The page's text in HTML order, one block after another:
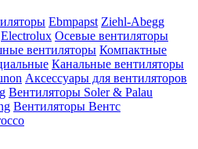
Ebmpapst Ziehl-Abegg
Electrolux Осевые вентиляторы
вентиляторы Компактные
Канальные вентиляторы
Аксессуары для вентиляторов
Вентиляторы Soler & Palau
Вентиляторы Вентс